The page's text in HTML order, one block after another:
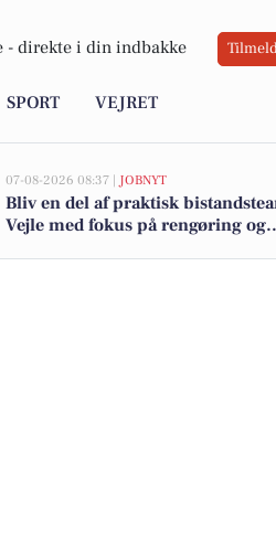
- direkte i din indbakke
SPORT VEJRET
07-08-2026 08:37 | JOBNYT
Bliv en del af praktisk
Vejle med fokus på rengøring og